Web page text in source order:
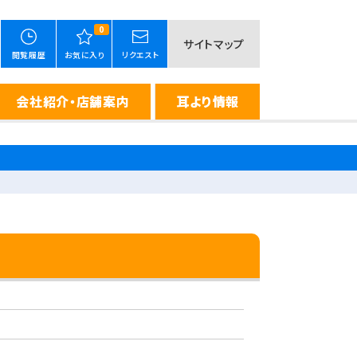
閲覧履歴
0
お気に入り リクエスト
サイトマップ
会社紹介・店舗案内 耳より情報